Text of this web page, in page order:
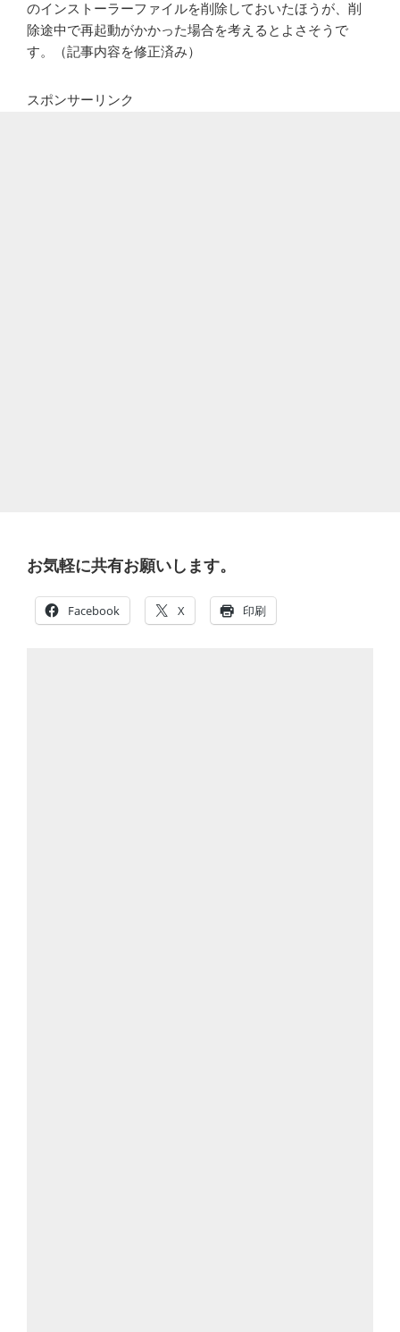
のインストーラーファイルを削除しておいたほうが、削
除途中で再起動がかかった場合を考えるとよさそうで
す。（記事内容を修正済み）
スポンサーリンク
お気軽に共有お願いします。
Facebook X 印刷